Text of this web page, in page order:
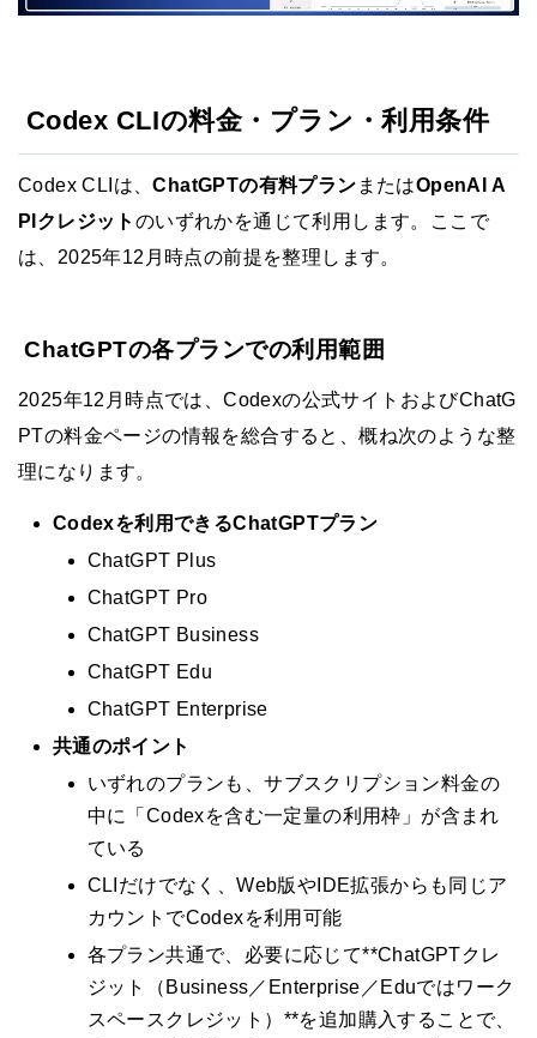
Codex CLIの料金・プラン・利用条件
Codex CLIは、ChatGPTの有料プラン またはOpenAI A
PIクレジット のいずれかを通じて利用します。ここで
は、2025年12月時点の前提を整理します。
ChatGPTの各プランでの利用範囲
2025年12月時点では、Codexの公式サイトおよびChatG
PTの料金ページの情報を総合すると、概ね次のような整
理になります。
Codexを利用できるChatGPTプラン
ChatGPT Plus
ChatGPT Pro
ChatGPT Business
ChatGPT Edu
ChatGPT Enterprise
共通のポイント
いずれのプランも、サブスクリプション料金の
中に「Codexを含む一定量の利用枠」が含まれ
ている
CLIだけでなく、Web版やIDE拡張からも同じア
カウントでCodexを利用可能
各プラン共通で、必要に応じて**ChatGPTクレ
ジット（Business／Enterprise／Eduではワーク
スペースクレジット）**を追加購入することで、